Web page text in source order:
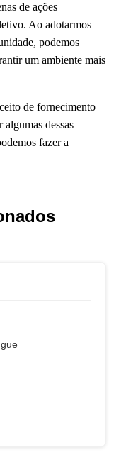
de ações
Ao adotarmos
podemos
um ambiente mais
de fornecimento
dessas
fazer a